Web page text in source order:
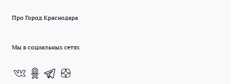
Про Город Краснодара
Мы в социальных сетях